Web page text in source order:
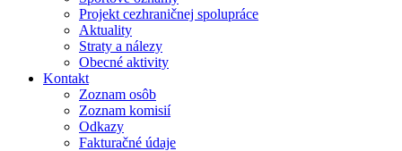
Projekt cezhraničnej spolupráce
Aktuality
Straty a nálezy
Obecné aktivity
Kontakt
Zoznam osôb
Zoznam komisií
Odkazy
Fakturačné údaje